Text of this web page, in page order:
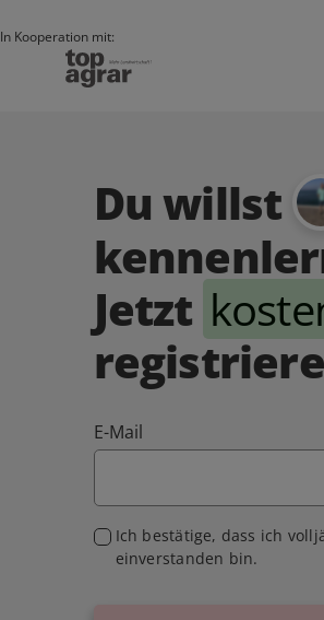
In Kooperation mit:
Du willst
Jetzt
E-Mail
Ich bestätige, dass ich
einverstanden bin.